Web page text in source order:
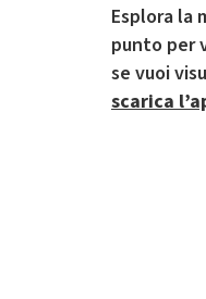
Esplora la
punto per
se vuoi
scarica